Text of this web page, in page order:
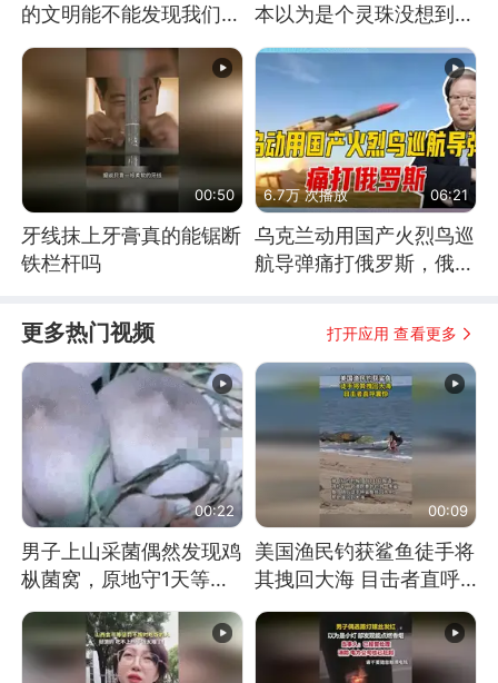
的文明能不能发现我们存
本以为是个灵珠没想到是
00:50
牙线抹上牙膏真的能锯断
铁栏杆吗
6.7万 次播放 06:21
乌克兰动用国产火烈鸟巡
航导弹痛打俄罗斯，俄军
更多热门视频 打开应用 查看更多
00:22
男子上山采菌偶然发现鸡
枞菌窝，原地守1天等它
长大：挖了140多朵
00:09
美国渔民钓获鲨鱼徒手将
其拽回大海 目击者直呼
震惊 （视频来源：参考
消息）